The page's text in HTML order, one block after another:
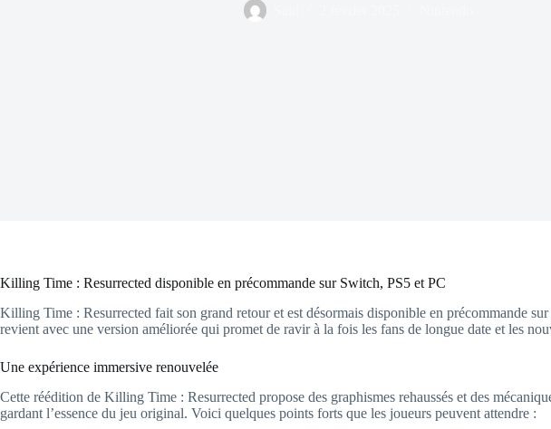
Killing Time : Resurrected disponible en précommande sur Switch, PS5 et PC
Killing Time : Resurrected fait son grand retour et est désormais disponible en précommande
revient avec une version améliorée qui promet de ravir à la fois les fans de longue date et les
Une expérience immersive renouvelée
Cette réédition de Killing Time : Resurrected propose des graphismes rehaussés et des
gardant l’essence du jeu original. Voici quelques points forts que les joueurs peuvent attendre :